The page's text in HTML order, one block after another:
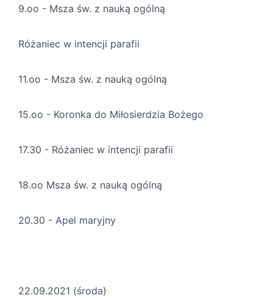
9.oo - Msza św. z nauką ogólną
Różaniec w intencji parafii
11.oo - Msza św. z nauką ogólną
15.oo - Koronka do Miłosierdzia Bożego
17.30 - Różaniec w intencji parafii
18.oo Msza św. z nauką ogólną
20.30 - Apel maryjny
22.09.2021 (środa)